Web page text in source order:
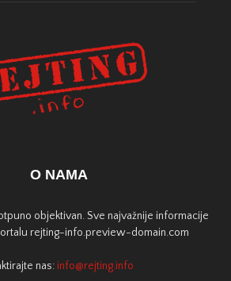
O NAMA
objektivan. Sve najvažnije informacije
rejting-info.preview-domain.com
nas: info@rejting.info